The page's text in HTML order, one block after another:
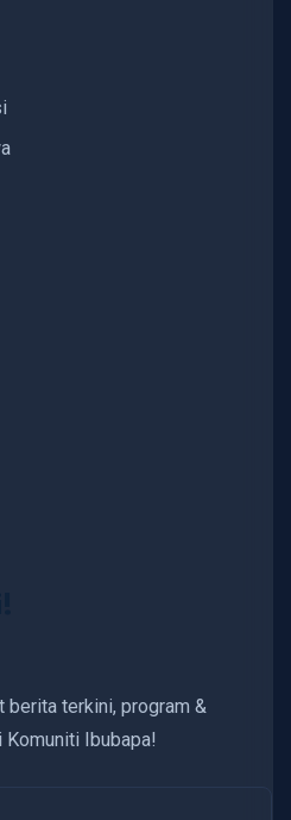
berita terkini, program &
Ibubapa!